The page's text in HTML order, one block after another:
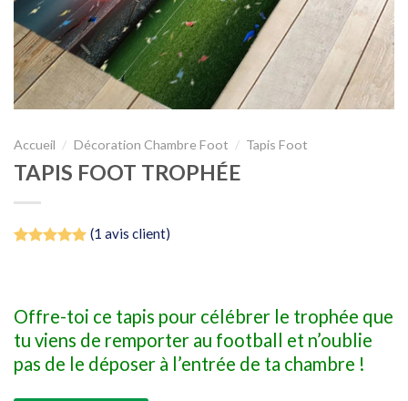
Accueil / Décoration Chambre Foot / Tapis Foot
TAPIS FOOT TROPHÉE
(1 avis client)
Offre-toi ce tapis pour célébrer le trophée que
tu viens de remporter au football et n’oublie
pas de le déposer à l’entrée de ta chambre !